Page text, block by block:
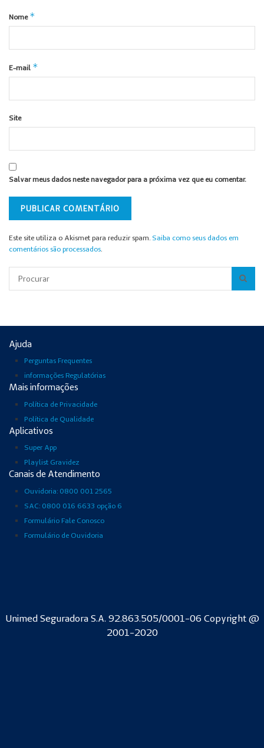
Nome *
E-mail *
Site
Salvar meus dados neste navegador para a próxima vez que eu comentar.
Este site utiliza o Akismet para reduzir spam. Saiba como seus dados em
comentários são processados
Ajuda
Perguntas Frequentes
informações Regulatórias
Mais informações
Política de Privacidade
Política de Qualidade
Aplicativos
Super App
Playlist Gravidez
Canais de Atendimento
Ouvidoria: 0800 001 2565
SAC: 0800 016 6633 opção 6
Formulário Fale Conosco
Formulário de Ouvidoria
Unimed Seguradora S.A. 92.863.505/0001-06 Copyright @
2001-2020